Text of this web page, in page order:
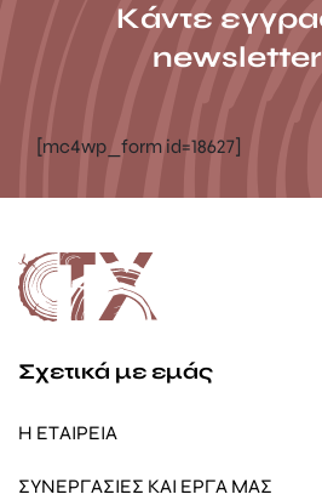
Κάντε
[mc4wp_form id=18627]
Σχετικά με εμάς
Η ΕΤΑΙΡΕΙΑ
ΣΥΝΕΡΓΑΣΙΕΣ ΚΑΙ ΕΡΓΑ ΜΑΣ